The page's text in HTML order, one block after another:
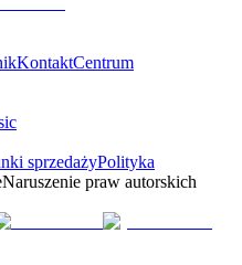
KontaktCentrum
sprzedażyPolityka
Naruszenie praw autorskich